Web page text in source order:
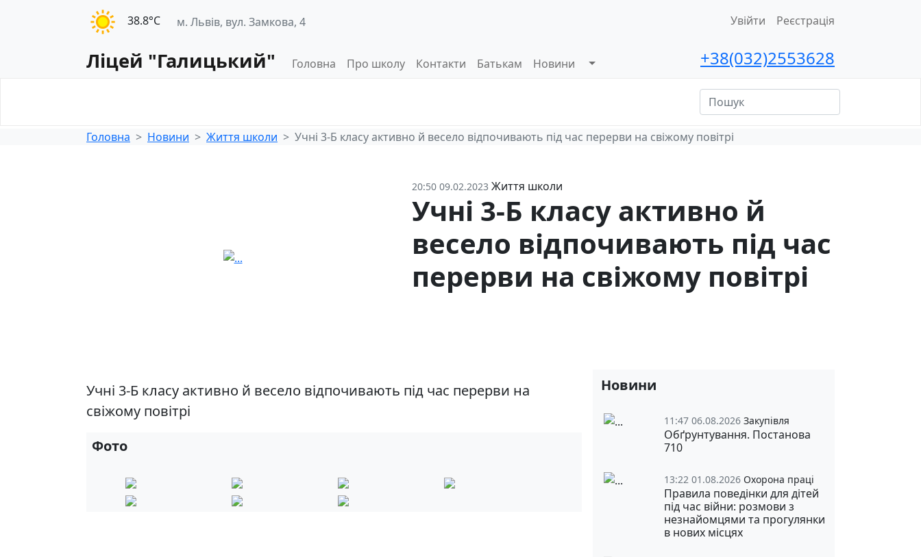
38.8°С м. Львів, вул. Замкова, 4 Увійти Реєстрація
Ліцей "Галицький" Головна Про школу Контакти Батькам Новини +38(032)2553628
Головна
Новини Життя школи Учні 3-Б класу активно й весело відпочивають під час перерви на свіжому повітрі
20:50 09.02.2023 Життя школи
Учні 3-Б класу активно й
весело відпочивають під час
перерви на свіжому повітрі
Учні 3-Б класу активно й весело відпочивають під час перерви на
свіжому повітрі
Фото
Новини
11:47 06.08.2026 Закупівля
Обґрунтування. Постанова
710
13:22 01.08.2026 Охорона праці
Правила поведінки для дітей
під час війни: розмови з
незнайомцями та прогулянки
в нових місцях